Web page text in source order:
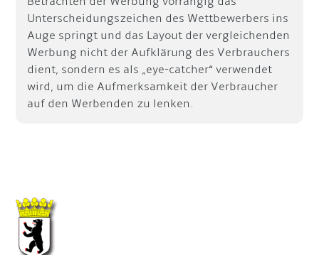
Unterscheidungszeichen des Wettbewerbers ins
Auge springt und das Layout der vergleichenden
Werbung nicht der Aufklärung des Verbrauchers
dient, sondern es als „eye-catcher“ verwendet
wird, um die Aufmerksamkeit der Verbraucher
auf den Werbenden zu lenken.